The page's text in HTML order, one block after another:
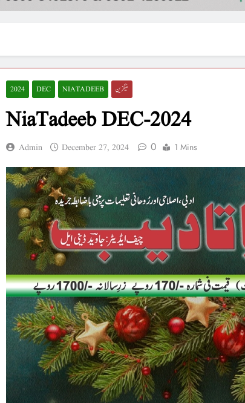
2024 DEC NIATADEEB میگزین
NiaTadeeb DEC-2024
Admin December 27, 2024 0 1 Mins